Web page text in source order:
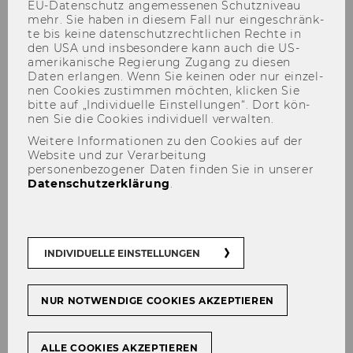
Kick-Off im Projektseminar
mit Hutchison DREI
Österreich
TEILEN TEILEN
EU-​Datenschutz an­ge­mes­se­nen Schutz­ni­veau
mehr. Sie haben in die­sem Fall nur ein­ge­schränk­
te bis keine da­ten­schutz­recht­li­chen Rech­te in
den USA und ins­be­son­de­re kann auch die US-​
amerikanische Re­gie­rung Zu­gang zu die­sen
Daten er­lan­gen. Wenn Sie kei­nen oder nur ein­zel­
nen Coo­kies zu­stim­men möch­ten, kli­cken Sie
bitte auf „In­di­vi­du­el­le Ein­stel­lun­gen“. Dort kön­
nen Sie die Coo­kies in­di­vi­du­ell ver­wal­ten.
Weitere Informationen zu den Cookies auf der
Website und zur Verarbeitung
personenbezogener Daten finden Sie in unserer
Datenschutzerklärung.
INDIVIDUELLE EINSTELLUNGEN
NUR NOTWENDIGE COOKIES AKZEPTIEREN
ALLE COOKIES AKZEPTIEREN